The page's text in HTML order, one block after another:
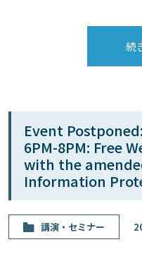
続
Event
6PM-8PM: Free
with the
Information
講演・セミナー